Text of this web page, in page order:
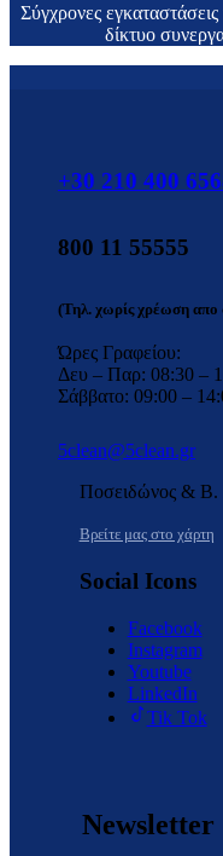
Σύγχρονες
δίκτυο
+30 210 400
800 11 55555
(Τηλ. χωρίς χρέωση απο
Ώρες Γραφείου:
Δευ – Παρ: 08:30 –
Σάββατο: 09:00 –
5clean@5clean.gr
Ποσειδώνος & Β.
Βρείτε μας στο χάρτη
Social Icons
Facebook
Instagram
Youtube
LinkedIn
Tik Tok
Newsletter